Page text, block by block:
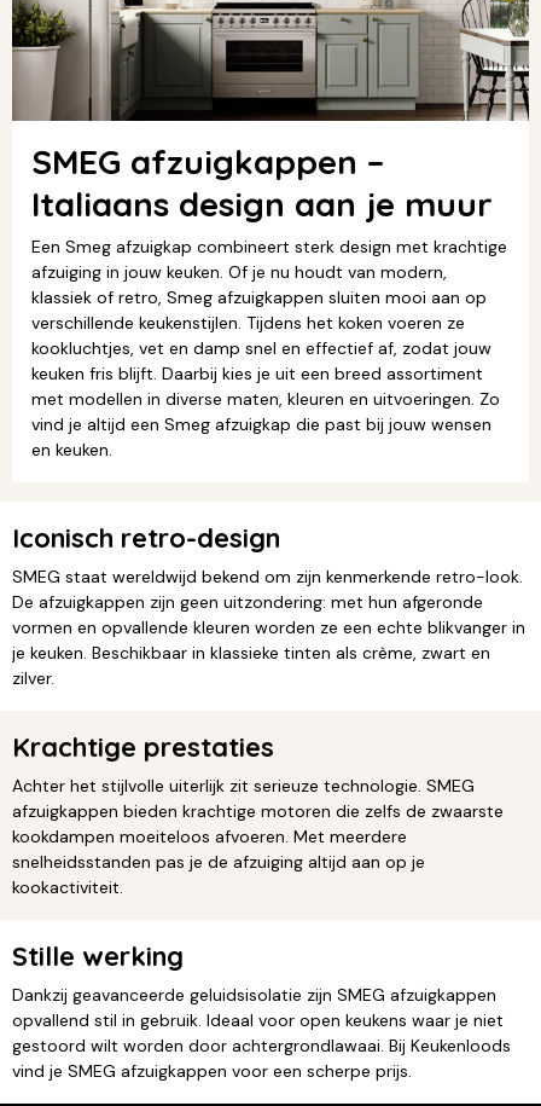
SMEG afzuigkappen –
Italiaans design aan je muur
Een Smeg afzuigkap combineert sterk design met krachtige
afzuiging in jouw keuken. Of je nu houdt van modern,
klassiek of retro, Smeg afzuigkappen sluiten mooi aan op
verschillende keukenstijlen. Tijdens het koken voeren ze
kookluchtjes, vet en damp snel en effectief af, zodat jouw
keuken fris blijft. Daarbij kies je uit een breed assortiment
met modellen in diverse maten, kleuren en uitvoeringen. Zo
vind je altijd een Smeg afzuigkap die past bij jouw wensen
en keuken.
Iconisch retro-design
SMEG staat wereldwijd bekend om zijn kenmerkende retro-look.
De afzuigkappen zijn geen uitzondering: met hun afgeronde
vormen en opvallende kleuren worden ze een echte blikvanger in
je keuken. Beschikbaar in klassieke tinten als crème, zwart en
zilver.
Krachtige prestaties
Achter het stijlvolle uiterlijk zit serieuze technologie. SMEG
afzuigkappen bieden krachtige motoren die zelfs de zwaarste
kookdampen moeiteloos afvoeren. Met meerdere
snelheidsstanden pas je de afzuiging altijd aan op je
kookactiviteit.
Stille werking
Dankzij geavanceerde geluidsisolatie zijn SMEG afzuigkappen
opvallend stil in gebruik. Ideaal voor open keukens waar je niet
gestoord wilt worden door achtergrondlawaai. Bij Keukenloods
vind je SMEG afzuigkappen voor een scherpe prijs.